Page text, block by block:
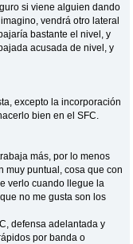
si viene alguien dando
vendrá otro lateral
bastante el nivel, y
acusada de nivel, y
excepto la incorporación
bien en el SFC.
más, por lo menos
muy puntual, cosa que con
verlo cuando llegue la
no me gusta son los
defensa adelantada y
por banda o